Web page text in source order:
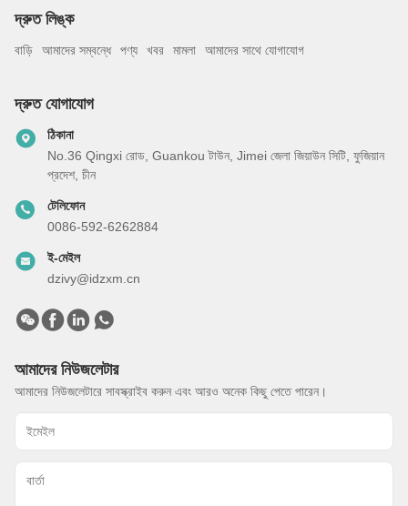
দ্রুত লিঙ্ক
বাড়ি আমাদের সম্বন্ধে পণ্য খবর মামলা আমাদের সাথে যোগাযোগ
দ্রুত যোগাযোগ
ঠিকানা
No.36 Qingxi রোড, Guankou টাউন, Jimei জেলা জিয়াউন সিটি, ফুজিয়ান
প্রদেশ, চীন
টেলিফোন
0086-592-6262884
ই-মেইল
dzivy@idzxm.cn
আমাদের নিউজলেটার
আমাদের নিউজলেটারে সাবস্ক্রাইব করুন এবং আরও অনেক কিছু পেতে পারেন।